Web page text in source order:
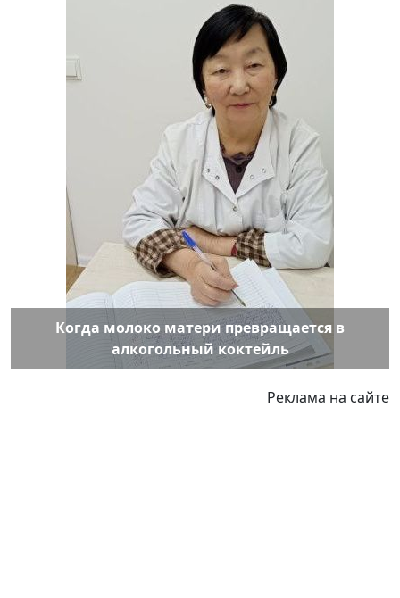
Когда молоко матери превращается в
алкогольный коктейль
Реклама на сайте